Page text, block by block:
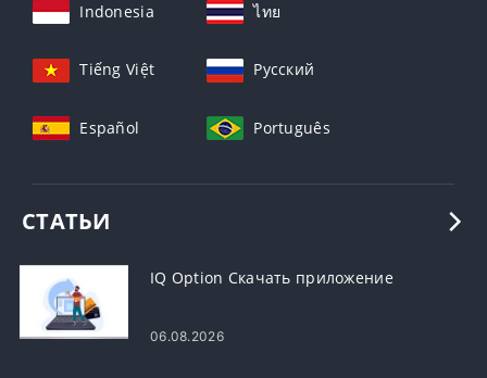
Indonesia ไทย
Tiếng Việt Русский
Español Português
СТАТЬИ
IQ Option Скачать приложение
06.08.2026